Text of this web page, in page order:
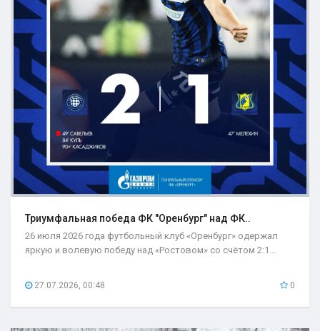
Триумфальная победа ФК "Оренбург" над ФК..
26 июля 2026 года футбольный клуб «Оренбург» одержал
яркую и волевую победу над «Ростовом» со счётом 2:1...
27.07.2026, 00:48 0